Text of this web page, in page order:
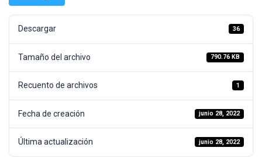
Descargar 36
Tamaño del archivo 790.76 KB
Recuento de archivos 1
Fecha de creación junio 28, 2022
Última actualización junio 28, 2022